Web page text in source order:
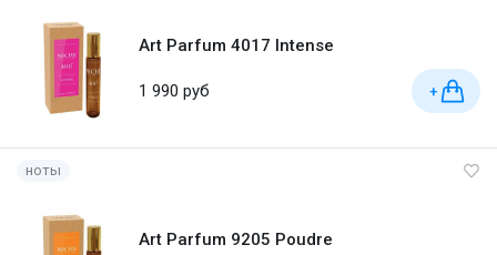
Art Parfum 4017 Intense
1 990 руб +
ноты
Art Parfum 9205 Poudre